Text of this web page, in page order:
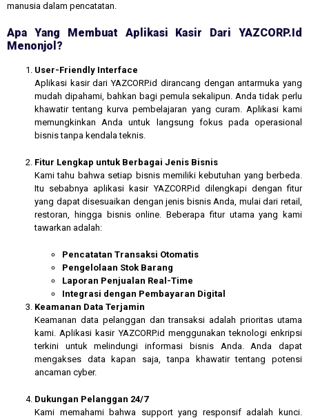
manusia dalam pencatatan.
Apa Yang Membuat Aplikasi Kasir Dari YAZCORP.id
Menonjol?
User-Friendly Interface
Aplikasi kasir dari YAZCORP.id dirancang dengan antarmuka yang
mudah dipahami, bahkan bagi pemula sekalipun. Anda tidak perlu
khawatir tentang kurva pembelajaran yang curam. Aplikasi kami
memungkinkan Anda untuk langsung fokus pada operasional
bisnis tanpa kendala teknis.
Fitur Lengkap untuk Berbagai Jenis Bisnis
Kami tahu bahwa setiap bisnis memiliki kebutuhan yang berbeda.
Itu sebabnya aplikasi kasir YAZCORP.id dilengkapi dengan fitur
yang dapat disesuaikan dengan jenis bisnis Anda, mulai dari retail,
restoran, hingga bisnis online. Beberapa fitur utama yang kami
tawarkan adalah:
Pencatatan Transaksi Otomatis
Pengelolaan Stok Barang
Laporan Penjualan Real-Time
Integrasi dengan Pembayaran Digital
Keamanan Data Terjamin
Keamanan data pelanggan dan transaksi adalah prioritas utama
kami. Aplikasi kasir YAZCORP.id menggunakan teknologi enkripsi
terkini untuk melindungi informasi bisnis Anda. Anda dapat
mengakses data kapan saja, tanpa khawatir tentang potensi
ancaman cyber.
Dukungan Pelanggan 24/7
Kami memahami bahwa support yang responsif adalah kunci.